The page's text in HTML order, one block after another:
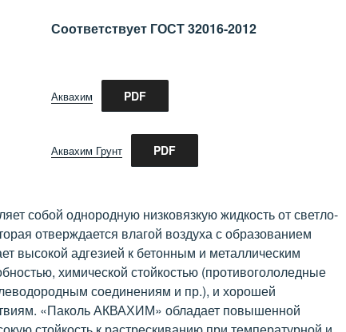
Соответствует ГОСТ 32016-2012
Аквахим PDF
Аквахим Грунт PDF
собой однородную низковязкую жидкость от светло-
отверждается влагой воздуха с образованием
высокой адгезией к бетонным и металлическим
химической стойкостью (противогололедные
соединениям и пр.), и хорошей
«Паколь АКВАХИМ» обладает повышенной